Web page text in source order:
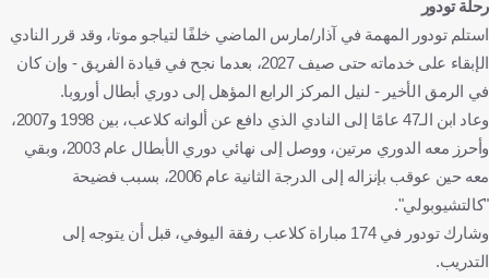
رحلة تودور
استلم تودور المهمة في آذار/مارس الماضي خلفًا لتياجو موتا، وقد قرر النادي
الإبقاء على خدماته حتى صيف 2027، بعدما نجح في قيادة الفريق - وإن كان
في الرمق الأخير - لنيل المركز الرابع المؤهل إلى دوري أبطال أوروبا.
وعاد ابن الـ47 عامًا إلى النادي الذي دافع عن ألوانه كلاعب، بين 1998 و2007،
وأحرز معه الدوري مرتين، ووصل إلى نهائي دوري الأبطال عام 2003، وبقي
معه حين عوقب بإنزاله إلى الدرجة الثانية عام 2006، بسبب فضيحة
"كالتشيوبولي".
وشارك تودور في 174 مباراة كلاعب رفقة اليوفي، قبل أن يتوجه إلى
التدريب.